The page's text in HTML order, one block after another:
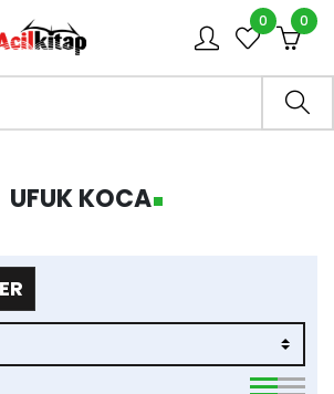
0 0
UFUK KOCA